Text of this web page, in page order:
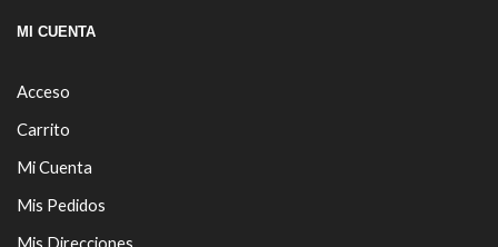
MI CUENTA
Acceso
Carrito
Mi Cuenta
Mis Pedidos
Mis Direcciones